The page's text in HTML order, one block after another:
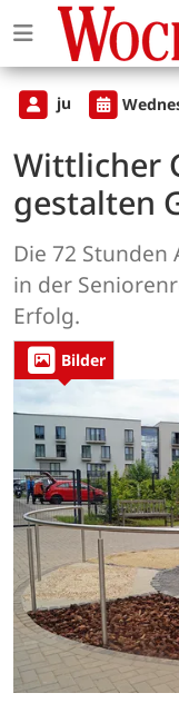
ju
Wittlicher
gestalten
Die 72 Stunden
in der
Erfolg.
Bilder